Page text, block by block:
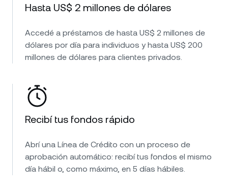
Hasta US$ 2 millones de dólares
Accedé a préstamos de hasta US$ 2 millones de
dólares por día para individuos y hasta US$ 200
millones de dólares para clientes privados.
Recibí tus fondos rápido
Abrí una Línea de Crédito con un proceso de
aprobación automático: recibí tus fondos el mismo
día hábil o, como máximo, en 5 días hábiles.